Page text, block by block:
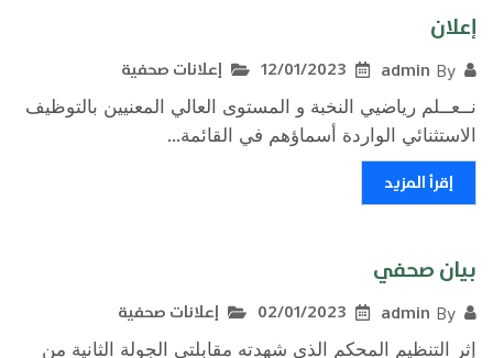
إعلان
By
admin
12/01/2023 إعلانات صحفية
نــعــلم رياضيي النخبة و المستوى العالي المعنيين بالتوظيف
الاستثنائي الواردة أسماؤهم في القائمة...
إقرأ المزيد
بيان صحفي
By
admin
02/01/2023 إعلانات صحفية
إثر التنظيم المحكم الذي شهدته مقابلتي الجولة الثانية من